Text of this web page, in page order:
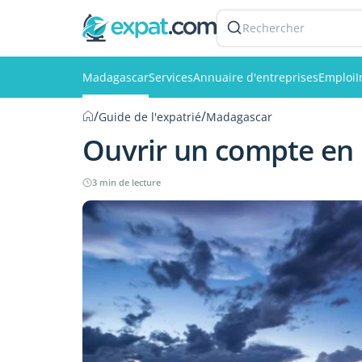
Rechercher
MadagascarServicesAnnuaire d'entreprisesEmploi
/Guide de l'expatrié/Madagascar
Ouvrir un compte en
3 min de lecture